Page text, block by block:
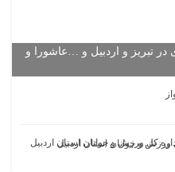
تبریز و اردبیل و …عاشورا و
کل ورزش و جوانان استان اردبیل